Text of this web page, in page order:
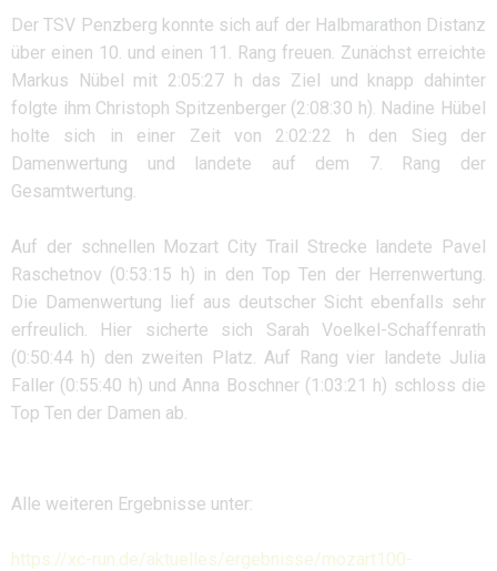
Der TSV Penzberg konnte sich auf der Halbmarathon Distanz
über einen 10. und einen 11. Rang freuen. Zunächst erreichte
Markus Nübel mit 2:05:27 h das Ziel und knapp dahinter
folgte ihm Christoph Spitzenberger (2:08:30 h). Nadine Hübel
holte sich in einer Zeit von 2:02:22 h den Sieg der
Damenwertung und landete auf dem 7. Rang der
Gesamtwertung.
Auf der schnellen Mozart City Trail Strecke landete Pavel
Raschetnov (0:53:15 h) in den Top Ten der Herrenwertung.
Die Damenwertung lief aus deutscher Sicht ebenfalls sehr
erfreulich. Hier sicherte sich Sarah Voelkel-Schaffenrath
(0:50:44 h) den zweiten Platz. Auf Rang vier landete Julia
Faller (0:55:40 h) und Anna Boschner (1:03:21 h) schloss die
Top Ten der Damen ab.
Alle weiteren Ergebnisse unter:
https://xc-run.de/aktuelles/ergebnisse/mozart100-